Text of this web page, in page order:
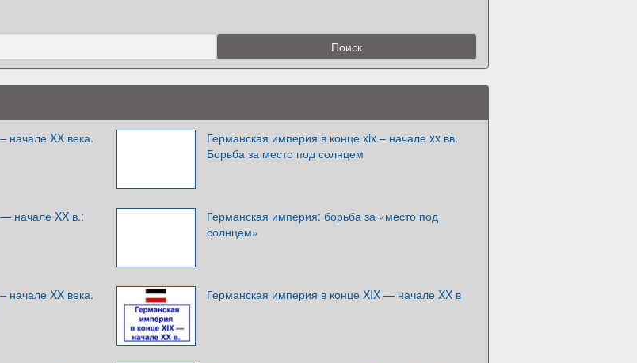
начале XX века.
Германская империя в конце xix – начале xx вв.
Борьба за место под солнцем
начале XX в.:
Германская империя: борьба за «место под
солнцем»
начале XX века.
Германская империя в конце XIX — начале XX в